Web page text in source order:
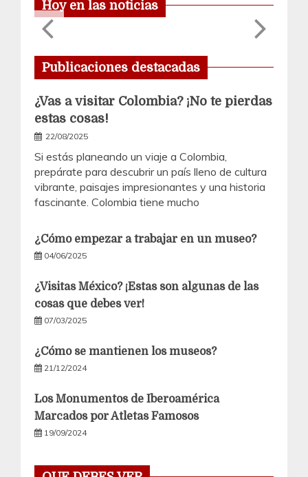
Hoy en las noticias
¿Visitas
México?
¡Estas son
algunas de
que debes
ver!
Publicaciones destacadas
¿Vas a visitar Colombia? ¡No te pierdas
estas cosas!
22/08/2025
Si estás planeando un viaje a Colombia,
prepárate para descubrir un país lleno de cultura
vibrante, paisajes impresionantes y una historia
fascinante. Colombia tiene mucho
¿Cómo empezar a trabajar en un museo?
04/06/2025
¿Visitas México? ¡Estas son algunas de las
cosas que debes ver!
07/03/2025
¿Cómo se mantienen los museos?
21/12/2024
Los Monumentos de Iberoamérica
Marcados por Atletas Famosos
19/09/2024